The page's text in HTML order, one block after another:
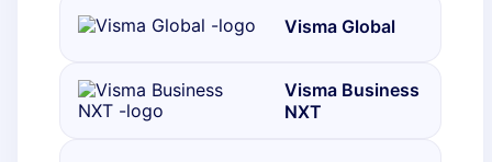
Visma Global
Visma Business
NXT